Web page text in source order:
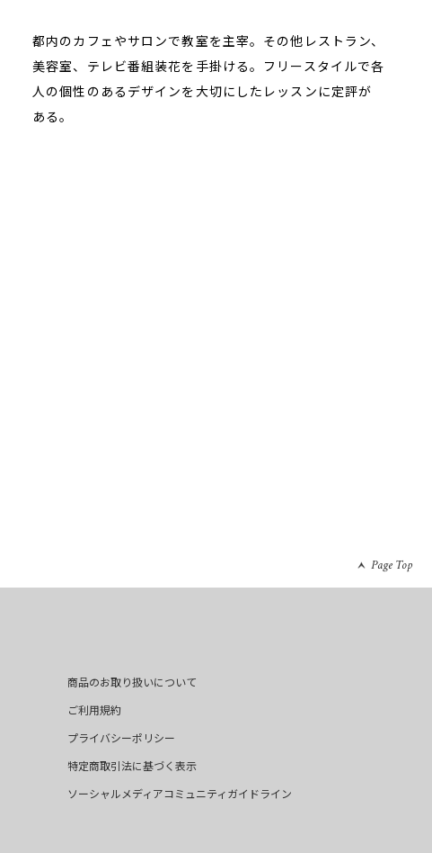
都内のカフェやサロンで教室を主宰。その他レストラン、
美容室、テレビ番組装花を手掛ける。フリースタイルで各
人の個性のあるデザインを大切にしたレッスンに定評が
ある。
Page Top
商品のお取り扱いについて
ご利用規約
プライバシーポリシー
特定商取引法に基づく表示
ソーシャルメディアコミュニティガイドライン